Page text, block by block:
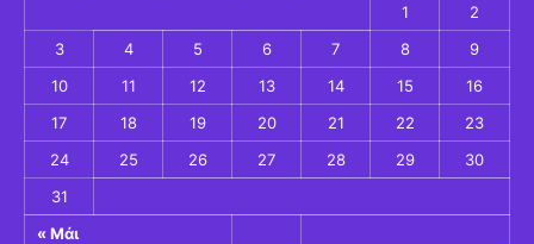
« Μάι
1
2
3
4 5 6 7 8
9
10
11 12 13 14 15
16
17
18 19 20 21 22
23
24
25 26 27 28 29
30
31